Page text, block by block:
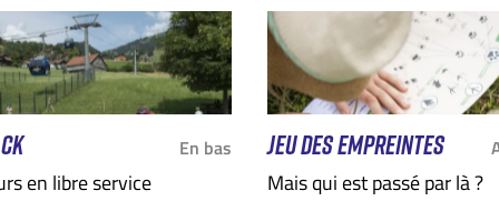
En bas
en libre service
JEU DES EMPREINTES
Mais qui est passé par là ?